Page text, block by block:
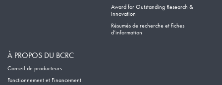
Award for Outstanding Research &
Innovation
Résumés de recherche et fiches
d’information
À PROPOS DU BCRC
Conseil de producteurs
Fonctionnement et Financement